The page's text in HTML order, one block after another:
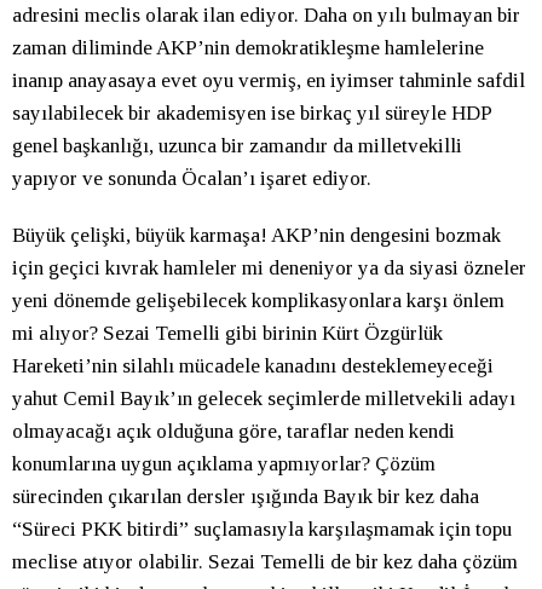
adresini meclis olarak ilan ediyor. Daha on yılı bulmayan bir
zaman diliminde AKP’nin demokratikleşme hamlelerine
inanıp anayasaya evet oyu vermiş, en iyimser tahminle safdil
sayılabilecek bir akademisyen ise birkaç yıl süreyle HDP
genel başkanlığı, uzunca bir zamandır da milletvekilli
yapıyor ve sonunda Öcalan’ı işaret ediyor.
Büyük çelişki, büyük karmaşa! AKP’nin dengesini bozmak
için geçici kıvrak hamleler mi deneniyor ya da siyasi özneler
yeni dönemde gelişebilecek komplikasyonlara karşı önlem
mi alıyor? Sezai Temelli gibi birinin Kürt Özgürlük
Hareketi’nin silahlı mücadele kanadını desteklemeyeceği
yahut Cemil Bayık’ın gelecek seçimlerde milletvekili adayı
olmayacağı açık olduğuna göre, taraflar neden kendi
konumlarına uygun açıklama yapmıyorlar? Çözüm
sürecinden çıkarılan dersler ışığında Bayık bir kez daha
“Süreci PKK bitirdi” suçlamasıyla karşılaşmamak için topu
meclise atıyor olabilir. Sezai Temelli de bir kez daha çözüm